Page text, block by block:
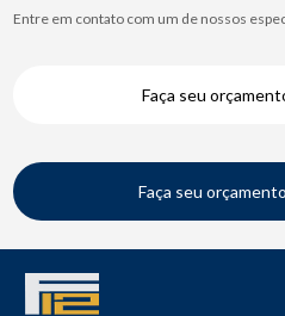
Entre em contato com um de nossos
Faça seu
Faça seu